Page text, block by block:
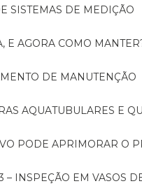
SISTEMAS DE MEDIÇÃO
E AGORA COMO
DE MANUTENÇÃO
AQUATUBULARES E
PODE APRIMORAR O
– INSPEÇÃO EM VASOS